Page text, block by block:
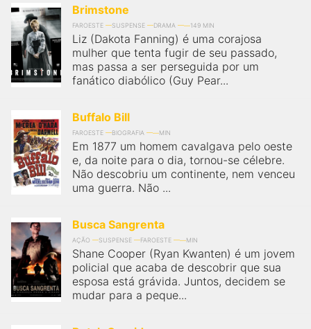
Brimstone
FAROESTE SUSPENSE DRAMA 149 MIN
Liz (Dakota Fanning) é uma corajosa
mulher que tenta fugir de seu passado,
mas passa a ser perseguida por um
fanático diabólico (Guy Pear...
Buffalo Bill
FAROESTE BIOGRAFIA MIN
Em 1877 um homem cavalgava pelo oeste
e, da noite para o dia, tornou-se célebre.
Não descobriu um continente, nem venceu
uma guerra. Não ...
Busca Sangrenta
AÇÃO SUSPENSE FAROESTE MIN
Shane Cooper (Ryan Kwanten) é um jovem
policial que acaba de descobrir que sua
esposa está grávida. Juntos, decidem se
mudar para a peque...